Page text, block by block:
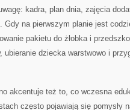
kadra, plan dnia, zajęcia
Gdy na pierwszym planie jest
pakietu do żłobka i
ubieranie dziecka warstwowo i
akcentuje też to, co wczesna
często pojawiają się pomysły